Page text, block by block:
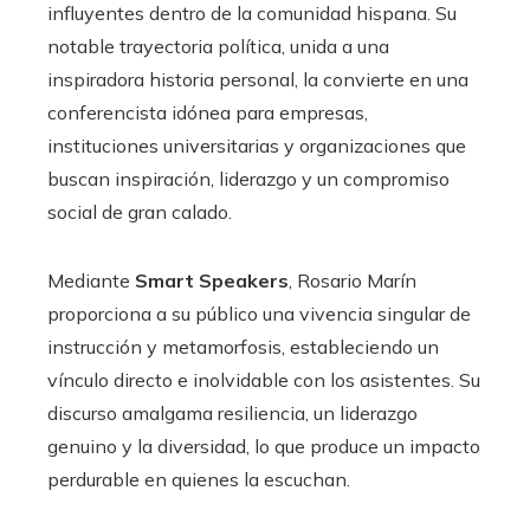
influyentes dentro de la comunidad hispana. Su
notable trayectoria política, unida a una
inspiradora historia personal, la convierte en una
conferencista idónea para empresas,
instituciones universitarias y organizaciones que
buscan inspiración, liderazgo y un compromiso
social de gran calado.
Mediante Smart Speakers , Rosario Marín
proporciona a su público una vivencia singular de
instrucción y metamorfosis, estableciendo un
vínculo directo e inolvidable con los asistentes. Su
discurso amalgama resiliencia, un liderazgo
genuino y la diversidad, lo que produce un impacto
perdurable en quienes la escuchan.